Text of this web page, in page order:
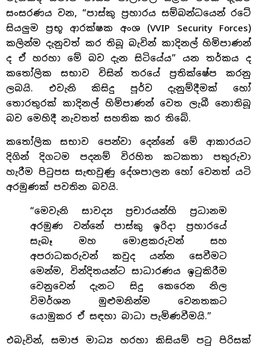
සංසරණය වන, “පාස්කු ප්‍රහාරය සම්බන්ධයෙන් රටේ
සියලුම ප්‍රභූ ආරක්ෂක අංශ (VVIP Security Forces)
කලින්ම දැනුවත් කර තිබූ බැවින් කාදිනල් හිමිපාණන්
ද ඒ හරහා මේ බව දැන සිටියේය” යන තර්කය ද
කතෝලික සභාව විසින් තරයේ ප්‍රතික්ෂේප කරනු
ලබයි. එවැනි කිසිදු පූර්ව දැනුම්දීමක් හෝ
තොරතුරක් කාදිනල් හිමිපාණන් වෙත ලැබී නොතිබූ
බව මෙහිදී නැවතත් සහතික කර තිබේ.
කතෝලික සභාව පෙන්වා දෙන්නේ මේ ආකාරයට
දිගින් දිගටම පදනම් විරහිත කටකතා පතුරුවා
හැරීම පිටුපස සැඟවුණු දේශපාලන හෝ වෙනත් යටි
අරමුණක් පවතින බවයි.
“මෙවැනි සාවද්‍ය ප්‍රචාරයන්හි ප්‍රධානම
අරමුණ වන්නේ පාස්කු ඉරිදා ප්‍රහාරයේ
සැබෑ මහ මොළකරුවන් සහ
අපරාධකරුවන් කවුද යන්න සෙවීමට
මෙන්ම, වින්දිතයන්ට සාධාරණය ඉටුකිරීම
වෙනුවෙන් දැනට සිදු කෙරෙන නිල
විමර්ශන මුළුමනින්ම වෙනතකට
යොමුකර ඒ සඳහා බාධා පැමිණවීමයි.”
එබැවින්, සමාජ මාධ්‍ය හරහා කිසියම් පටු පිරිසක්